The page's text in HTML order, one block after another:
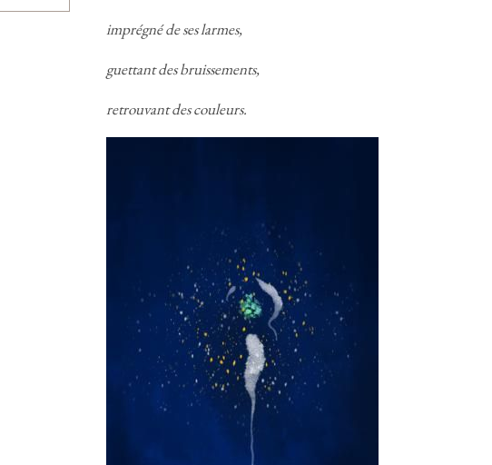
imprégné de ses larmes,
guettant des bruissements,
retrouvant des couleurs.